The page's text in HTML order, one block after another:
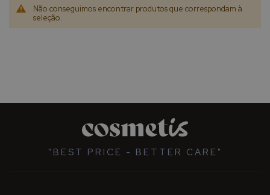
Não conseguimos encontrar produtos que correspondam à
seleção.
"BEST PRICE - BETTER CARE"